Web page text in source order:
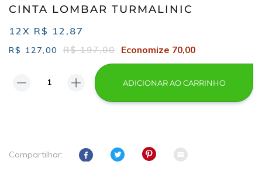
CINTA LOMBAR TURMALINIC
12X R$ 12,87
R$ 127,00 R$ 197,00 Economize 70,00
ADICIONAR AO CARRINHO
Compartilhar: